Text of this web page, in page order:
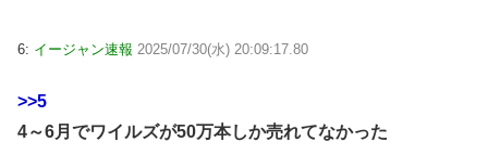
6: イージャン速報 2025/07/30(水) 20:09:17.80
>>5
4～6月でワイルズが50万本しか売れてなかった